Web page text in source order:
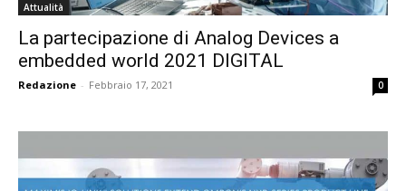
Attualità
La partecipazione di Analog Devices a
embedded world 2021 DIGITAL
Redazione - Febbraio 17, 2021 0